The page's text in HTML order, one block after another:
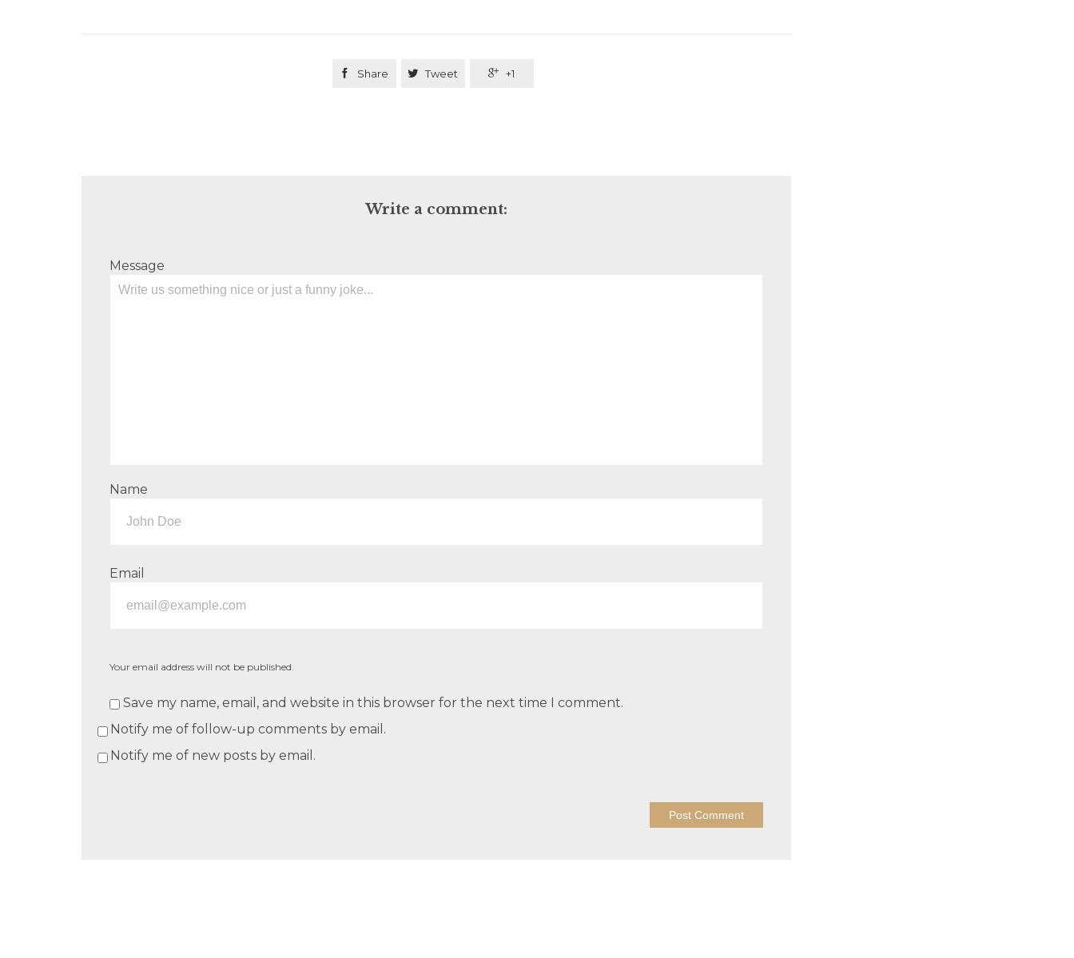
 Share  Tweet  +1
Write a comment:
Message
Name
Email
Your email address will not be published.
Save my name, email, and website in this browser for the next time I comment.
Notify me of follow-up comments by email.
Notify me of new posts by email.